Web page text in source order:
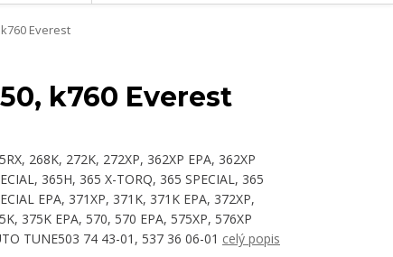
Everest
k760 Everest
268K, 272K, 272XP, 362XP EPA, 362XP
365H, 365 X-TORQ, 365 SPECIAL, 365
EPA, 371XP, 371K, 371K EPA, 372XP,
375K EPA, 570, 570 EPA, 575XP, 576XP
TUNE503 74 43-01, 537 36 06-01 celý popis